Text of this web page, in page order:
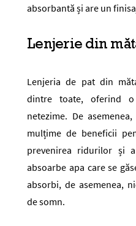
absorbantă și are un
Lenjerie din
Lenjeria de pat din
dintre toate, oferind
netezime. De
mulțime de beneficii
prevenirea ridurilor și
absoarbe apa care se
absorbi, de asemenea,
de somn.